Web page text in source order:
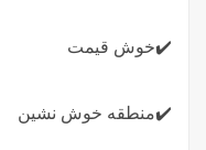
✔️خوش قيمت
✔️منطقه خوش نشين